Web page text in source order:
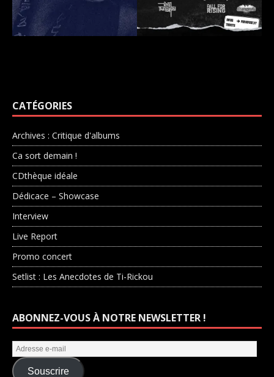
CATÉGORIES
Archives : Critique d'albums
Ca sort demain !
CDthèque idéale
Dédicace – Showcase
Interview
Live Report
Promo concert
Setlist : Les Anecdotes de Ti-Rickou
ABONNEZ-VOUS À NOTRE NEWSLETTER !
Souscrire